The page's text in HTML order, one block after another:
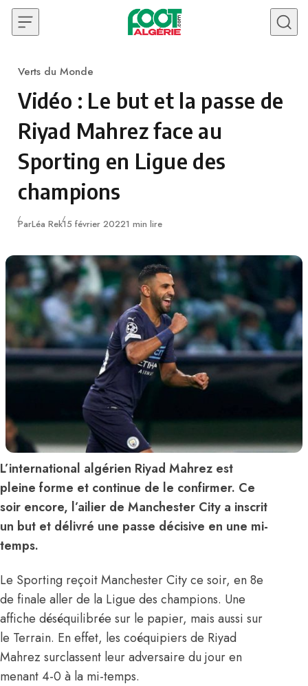
Skip to content
Category
Verts du Monde
Vidéo : Le but et la passe de
Riyad Mahrez face au
Sporting en Ligue des
champions
ParLéa RekPublié
15 février 20221 min lire
L’international algérien Riyad Mahrez est
pleine forme et continue de le confirmer. Ce
soir encore, l’ailier de Manchester City a inscrit
un but et délivré une passe décisive en une mi-
temps.
Le Sporting reçoit Manchester City ce soir, en 8e
de finale aller de la Ligue des champions. Une
affiche déséquilibrée sur le papier, mais aussi sur
le Terrain. En effet, les coéquipiers de Riyad
Mahrez surclassent leur adversaire du jour en
menant 4-0 à la mi-temps.